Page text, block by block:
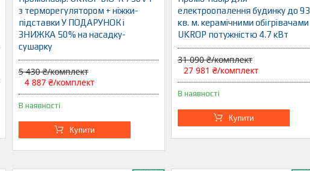
з терморегулятором + ніжки-
підставки У ПОДАРУНОК і
ЗНИЖКА 50% на насадку-
сушарку
5 430 ₴/комплект
4 887 ₴/комплект
В наявності
Купити
електроопалення будинку до 93
кв. м. керамічними обігрівачами
UKROP потужністю 4.7 кВт
31 090 ₴/комплект
27 981 ₴/комплект
В наявності
Купити